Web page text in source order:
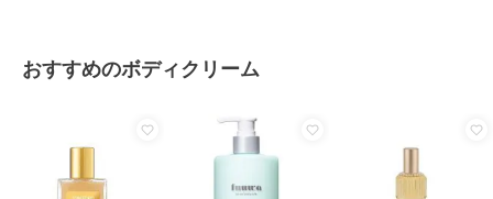
おすすめのボディクリーム